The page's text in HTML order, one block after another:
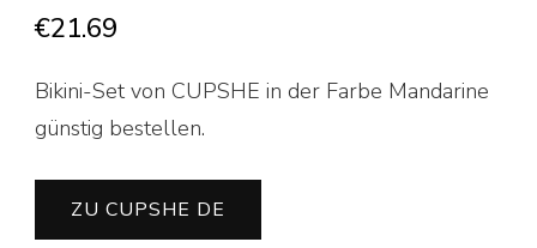
€21.69
Bikini-Set von CUPSHE in der Farbe Mandarine
günstig bestellen.
ZU CUPSHE DE